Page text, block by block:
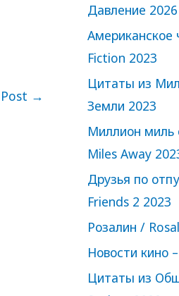
→
Давление
Американское
Fiction 2023
Цитаты из
Земли 2023
Миллион миль
Miles Away
Друзья по
Friends 2 2023
Розалин /
Новости кино
Цитаты из